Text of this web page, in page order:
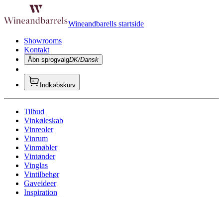
Wineandbarells startside
Showrooms
Kontakt
Åbn sprogvalgDK/Dansk
Indkøbskurv
Tilbud
Vinkøleskab
Vinreoler
Vinrum
Vinmøbler
Vintønder
Vinglas
Vintilbehør
Gaveideer
Inspiration